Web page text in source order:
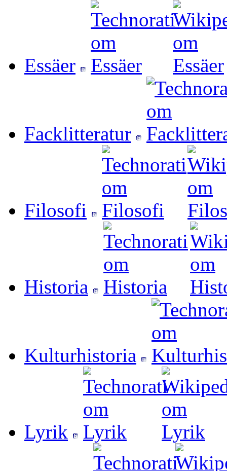
Essäer
Facklitteratur
Filosofi
Historia
Kulturhistoria
Lyrik